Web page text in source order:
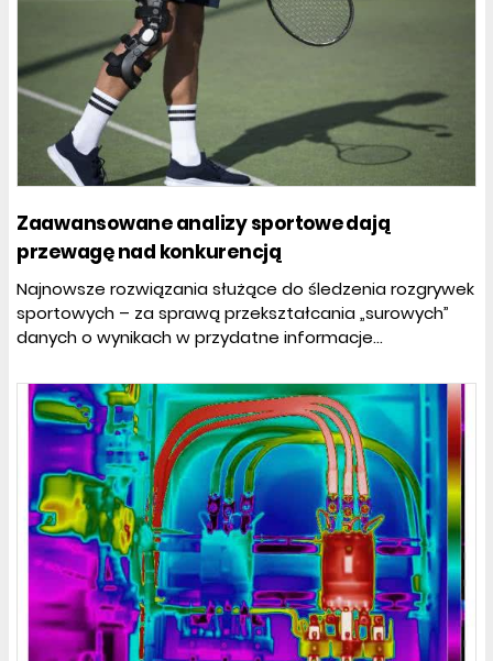
Zaawansowane analizy sportowe dają
przewagę nad konkurencją
Najnowsze rozwiązania służące do śledzenia rozgrywek
sportowych – za sprawą przekształcania „surowych”
danych o wynikach w przydatne informacje...